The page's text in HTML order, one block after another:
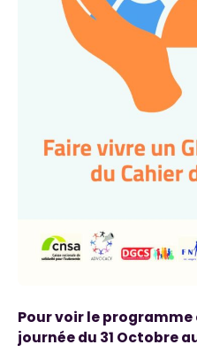
Pour voir le
journée du 31 Octobre